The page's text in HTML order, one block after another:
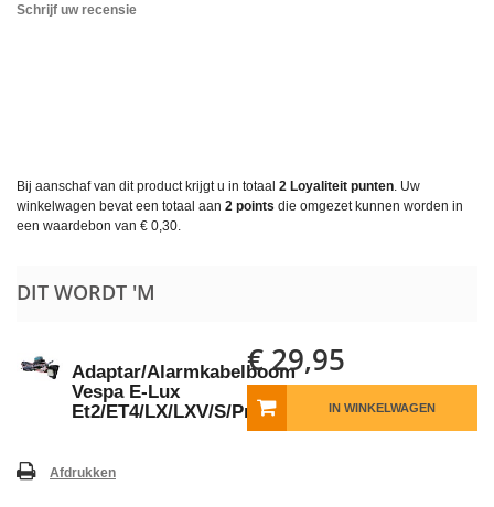
Schrijf uw recensie
Bij aanschaf van dit product krijgt u in totaal 2 Loyaliteit punten. Uw
winkelwagen bevat een totaal aan 2 points die omgezet kunnen worden in
een waardebon van € 0,30.
DIT WORDT 'M
Adaptar/Alarmkabelboom
Vespa E-Lux
Et2/ET4/LX/LXV/S/Primavera/Sp
€ 29,95
IN WINKELWAGEN
Afdrukken